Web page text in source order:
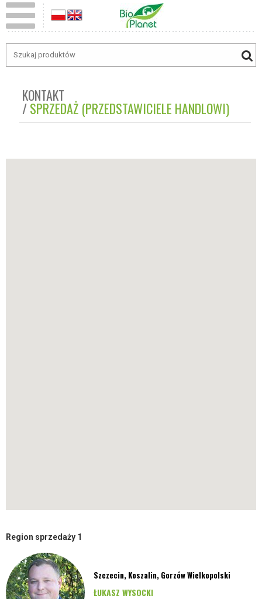
KONTAKT
SPRZEDAŻ (PRZEDSTAWICIELE HANDLOWI)
Region sprzedaży 1
Szczecin, Koszalin, Gorzów Wielkopolski
ŁUKASZ WYSOCKI